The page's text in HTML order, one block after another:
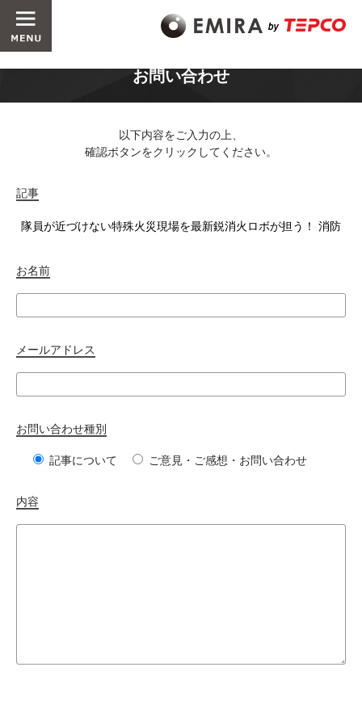
お問い合わせ
以下内容をご入力の上、
確認ボタンをクリックしてください。
記事
お名前
メールアドレス
お問い合わせ種別
記事について ご意見・ご感想・お問い合わせ
内容